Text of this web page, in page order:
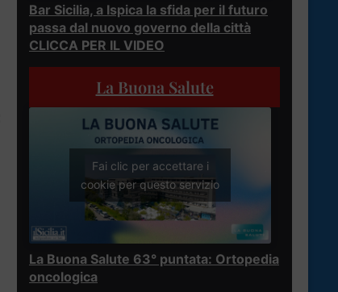
Bar Sicilia, a Ispica la sfida per il futuro
passa dal nuovo governo della città
CLICCA PER IL VIDEO
La Buona Salute
Fai clic per accettare i
cookie per questo servizio
La Buona Salute 63° puntata: Ortopedia
oncologica